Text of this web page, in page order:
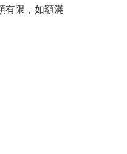
有限，如額滿